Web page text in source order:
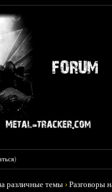
)
различные темы ›Разговоры